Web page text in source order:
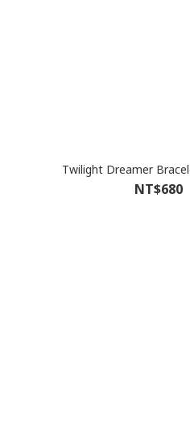
Twilight Dreamer
NT$680